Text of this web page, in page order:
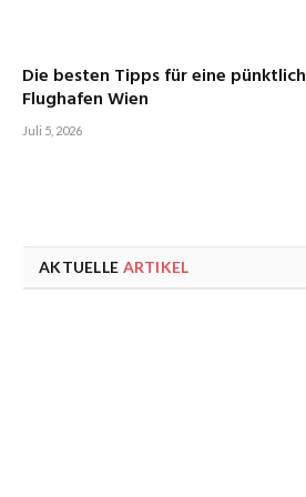
Die besten Tipps für eine
Flughafen Wien
Juli 5, 2026
AKTUELLE ARTIKEL